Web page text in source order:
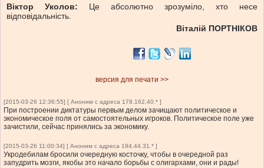
Віктор Уколов: Це абсолютно зрозуміло, хто несе
відповідальність.
Віталій ПОРТНІКОВ
версия для печати >>
[2015-03-26 12:36:55] [ Аноним с адреса 178.162.40.* ]
При построении диктатуры первым делом зачищают политическое и
экономическое поля от самостоятельных игроков. Политическое поле уже
зачистили, сейчас принялись за экономику.
[2015-03-26 11:00:34] [ Аноним с адреса 194.44.31.* ]
Укродебилам бросили очередную косточку, чтобы в очередной раз
запудрить мозги, якобы это начало борьбы с олигархами, они и рады!